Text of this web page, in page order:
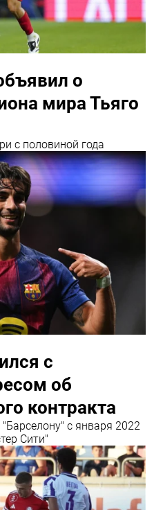
о
мира Тьяго
с половиной года
с
об
контракта
с января 2022
Сити"